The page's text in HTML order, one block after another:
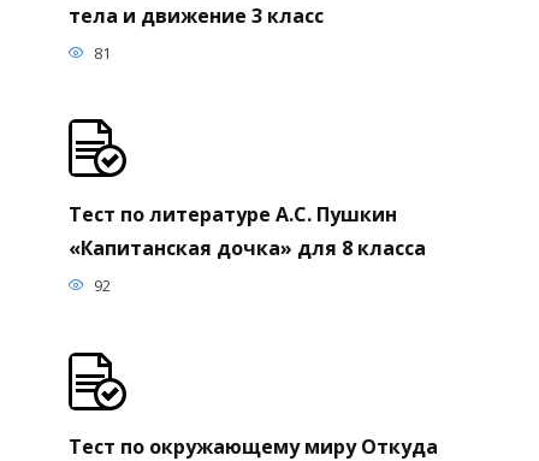
тела и движение 3 класс
81
Тест по литературе А.С. Пушкин
«Капитанская дочка» для 8 класса
92
Тест по окружающему миру Откуда